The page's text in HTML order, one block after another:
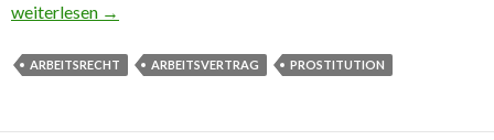
Prostituierte verklagt Sugardaddy
weiterlesen →
ARBEITSRECHT ARBEITSVERTRAG PROSTITUTION